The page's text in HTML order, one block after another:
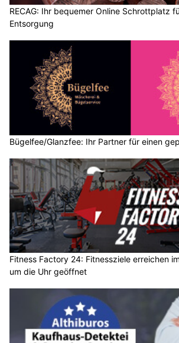
RECAG: Ihr bequemer Online Schrottplatz
Entsorgung
Bügelfee/Glanzfee: Ihr Partner für einen
Fitness Factory 24: Fitnessziele erreichen
um die Uhr geöffnet